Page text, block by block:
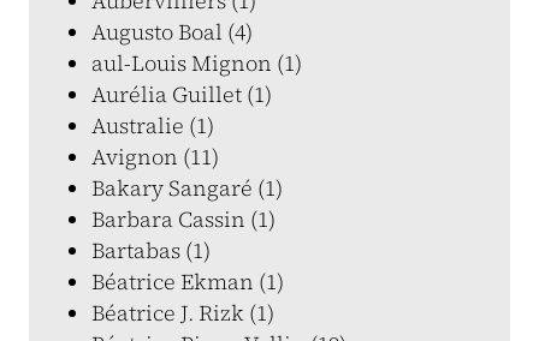
Augusto Boal (4)
aul-Louis Mignon (1)
Aurélia Guillet (1)
Australie (1)
Avignon (11)
Bakary Sangaré (1)
Barbara Cassin (1)
Bartabas (1)
Béatrice Ekman (1)
Béatrice J. Rizk (1)